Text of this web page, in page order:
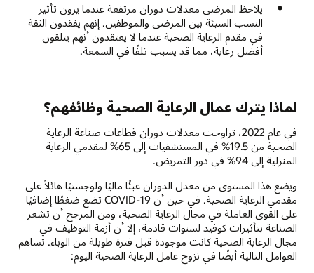
يلاحظ المرضى معدلات دوران مرتفعة عندما يرون تأثير
النسب السيئة بين المرضى والموظفين. إنهم يفقدون الثقة
في مقدم الرعاية الصحية عندما لا يعتقدون أنهم يتلقون
أفضل رعاية، مما قد يسبب تلفًا في السمعة.
لماذا يترك عمال الرعاية الصحية وظائفهم؟
في عام 2022، تراوحت معدلات دوران قطاعات صناعة الرعاية
الصحية من 19.5% في المستشفيات إلى 65% لمقدمي الرعاية
المنزلية إلى 94% في دور التمريض.
ويضع هذا المستوى من معدل الدوران عبئًا ماليًا ولوجستيًا هائلاً على
مقدمي الرعاية الصحية. في حين أن COVID-19 تضع ضغطًا إضافيًا
على القوى العاملة في مجال الرعاية الصحية، ومن المرجح أن تشعر
الصناعة بتأثيرات كوفيد لسنوات قادمة، إلا أن أزمة التوظيف في
مجال الرعاية الصحية كانت موجودة قبل فترة طويلة من الوباء. تساهم
العوامل التالية أيضًا في نزوح عامل الرعاية الصحية اليوم: